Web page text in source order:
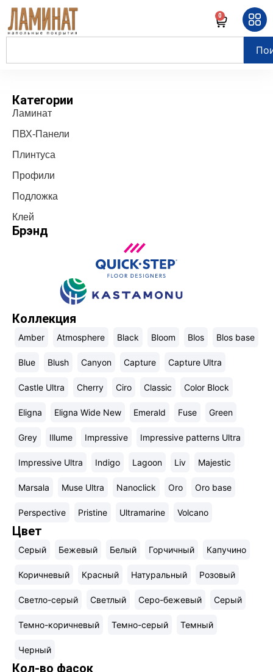
0
Категории
Ламинат
ПВХ-Панели
Плинтуса
Профили
Подложка
Клей
Брэнд
Коллекция
Amber Atmosphere Black Bloom Blos Blos base
Blue Blush Canyon Capture Capture Ultra
Castle Ultra Cherry Ciro Classic Color Block
Eligna Eligna Wide New Emerald Fuse Green
Grey Illume Impressive Impressive patterns Ultra
Impressive Ultra Indigo Lagoon Liv Majestic
Marsala Muse Ultra Nanoclick Oro Oro base
Perspective Pristine Ultramarine Volcano
Цвет
Cерый Бежевый Белый Горчичный Капучино
Коричневый Красный Натуральный Розовый
Светло-серый Светлый Серо-бежевый Серый
Темно-коричневый Темно-серый Темный
Черный
Кол-во фасок